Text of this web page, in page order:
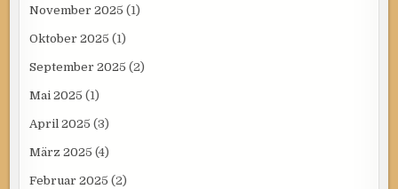
November 2025 (1)
Oktober 2025 (1)
September 2025 (2)
Mai 2025 (1)
April 2025 (3)
März 2025 (4)
Februar 2025 (2)